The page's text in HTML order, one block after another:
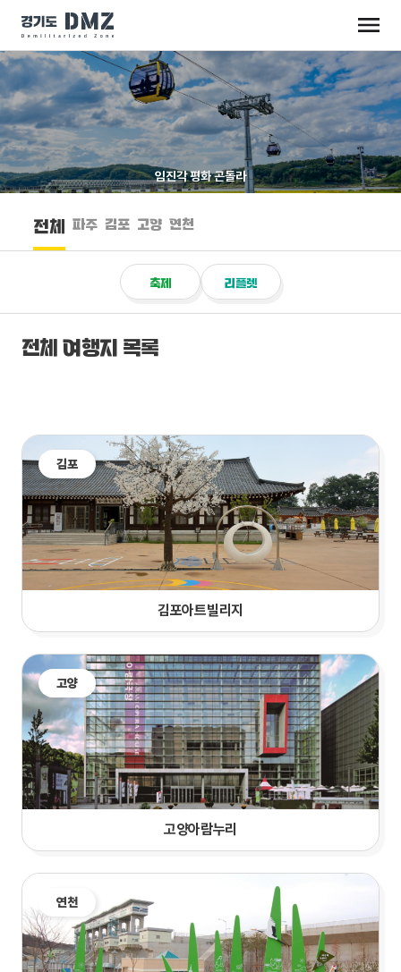
임진각 평화 곤돌라
전체 파주 김포 고양 연천
축제 리플렛
전체 여행지 목록
김포
김포아트빌리지
고양
고양아람누리
연천